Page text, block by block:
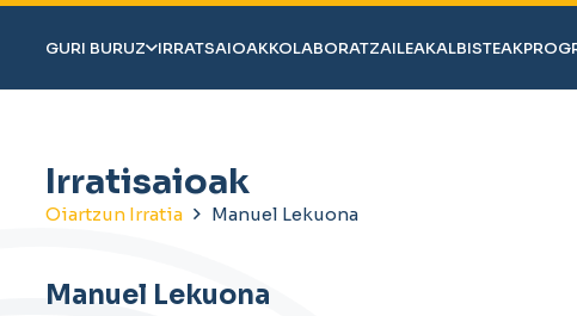
GURI BURUZ IRRATSAIOAKKOLABORATZAILEAKALBISTEAK
Irratisaioak
Oiartzun Irratia Manuel Lekuona
Manuel Lekuona